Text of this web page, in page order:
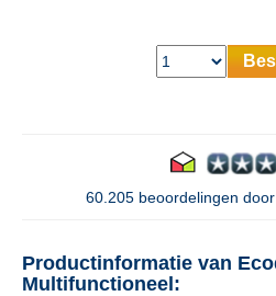
60.205 beoordelingen
Productinformatie van
Multifunctioneel: